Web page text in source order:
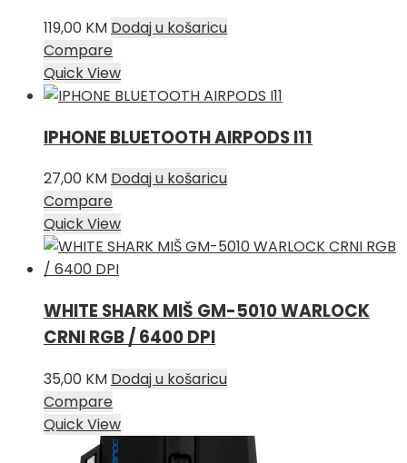
119,00 KM Dodaj u košaricu
Compare
Quick View
IPHONE BLUETOOTH AIRPODS I11
27,00 KM Dodaj u košaricu
Compare
Quick View
WHITE SHARK MIŠ GM-5010 WARLOCK
CRNI RGB / 6400 DPI
35,00 KM Dodaj u košaricu
Compare
Quick View